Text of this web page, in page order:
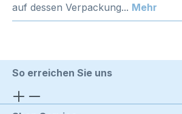
auf dessen Verpackung... Mehr
So erreichen Sie uns